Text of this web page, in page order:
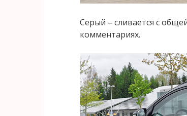
Серый – сливается с
комментариях.